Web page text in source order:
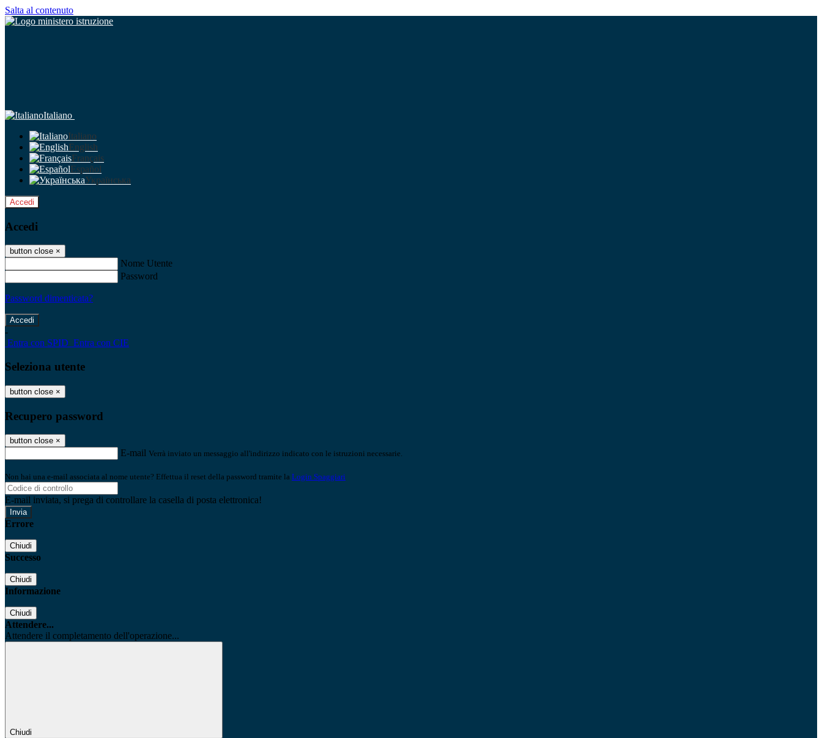
Salta al contenuto
Italiano
Italiano
English
Français
Español
Українська
Accedi
Accedi
button close ×
Nome Utente
Password
Password dimenticata?
-
Entra con SPID Entra con CIE
Seleziona utente
button close ×
Recupero password
button close ×
E-mail Verrà inviato un messaggio all'indirizzo indicato con le istruzioni necessarie.
Non hai una e-mail associata al nome utente? Effettua il reset della password tramite la Login Spaggiari
E-mail inviata, si prega di controllare la casella di posta elettronica!
Errore
Chiudi
Successo
Chiudi
Informazione
Chiudi
Attendere...
Attendere il completamento dell'operazione...
Chiudi